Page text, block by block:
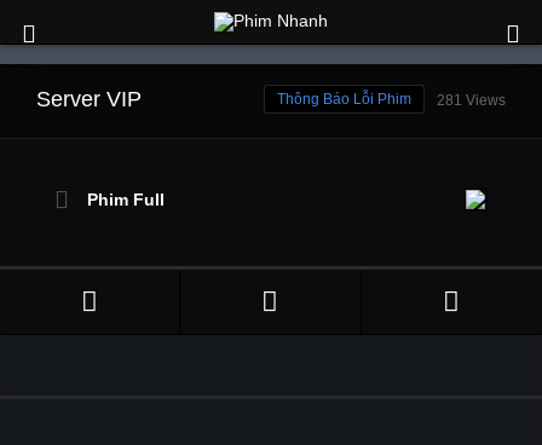
Server VIP 281 Views
Thông Báo Lỗi Phim
Phim Full